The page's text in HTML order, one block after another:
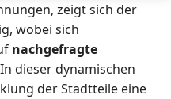
zeigt sich der
wobei sich
nachgefragte
dieser dynamischen
der Stadtteile eine